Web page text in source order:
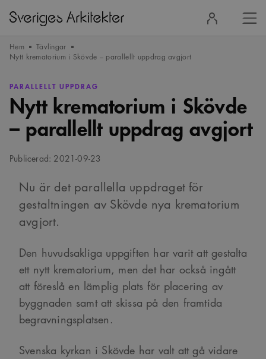
in
Hem
Tävlingar
Nytt krematorium i Skövde – parallellt uppdrag avgjort
PARALLELLT UPPDRAG
Nytt krematorium i Skövde
– parallellt uppdrag avgjort
Publicerad: 2021-09-23
Nu är det parallella uppdraget för
gestaltningen av Skövde nya krematorium
avgjort.
Den huvudsakliga uppgiften har varit att gestalta
ett nytt krematorium, men det har också ingått
att föreslå en lämplig plats för placering av
byggnaden samt att skissa på den framtida
begravningsplatsen.
Svenska kyrkan i Skövde har valt att gå vidare